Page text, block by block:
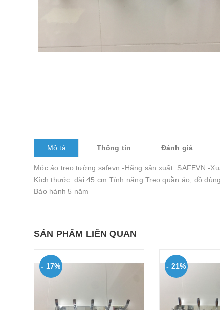
Mô tả Thông tin Đánh giá
Móc áo treo tường safevn -Hãng sản xuất: SAFEVN -
Kích thước: dài 45 cm Tính năng Treo quần áo, đồ
Bảo hành 5 năm
SẢN PHẨM LIÊN QUAN
- 17% - 21%